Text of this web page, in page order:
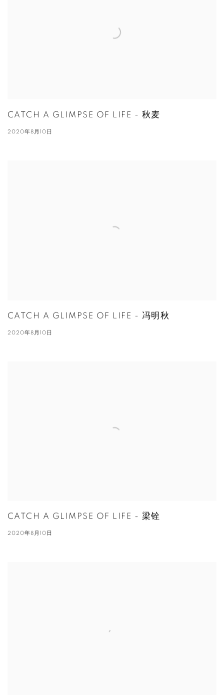
CATCH A GLIMPSE OF LIFE - 秋麦
2020年8月10日
CATCH A GLIMPSE OF LIFE - 冯明秋
2020年8月10日
CATCH A GLIMPSE OF LIFE - 梁铨
2020年8月10日